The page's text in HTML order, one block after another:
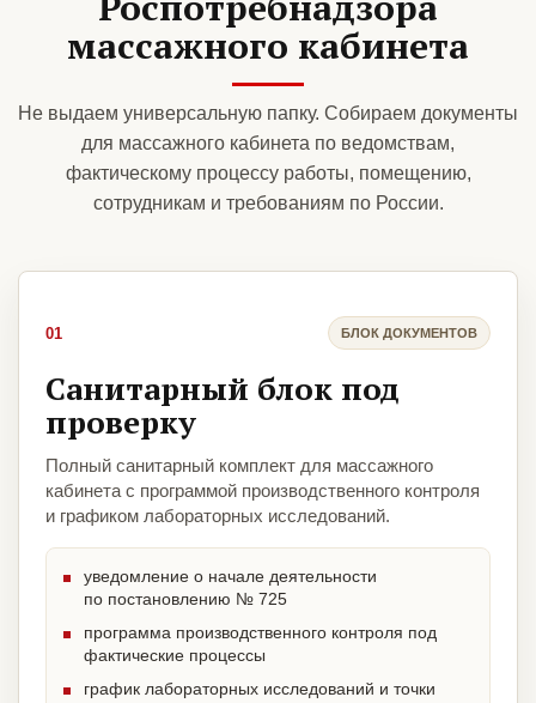
массажного кабинета
Не выдаем универсальную папку. Собираем документы
для массажного кабинета по ведомствам,
фактическому процессу работы, помещению,
сотрудникам и требованиям по России.
01 БЛОК ДОКУМЕНТОВ
Санитарный блок под
проверку
Полный санитарный комплект для массажного
кабинета с программой производственного контроля
и графиком лабораторных исследований.
уведомление о начале деятельности
по постановлению № 725
программа производственного контроля под
фактические процессы
график лабораторных исследований и точки